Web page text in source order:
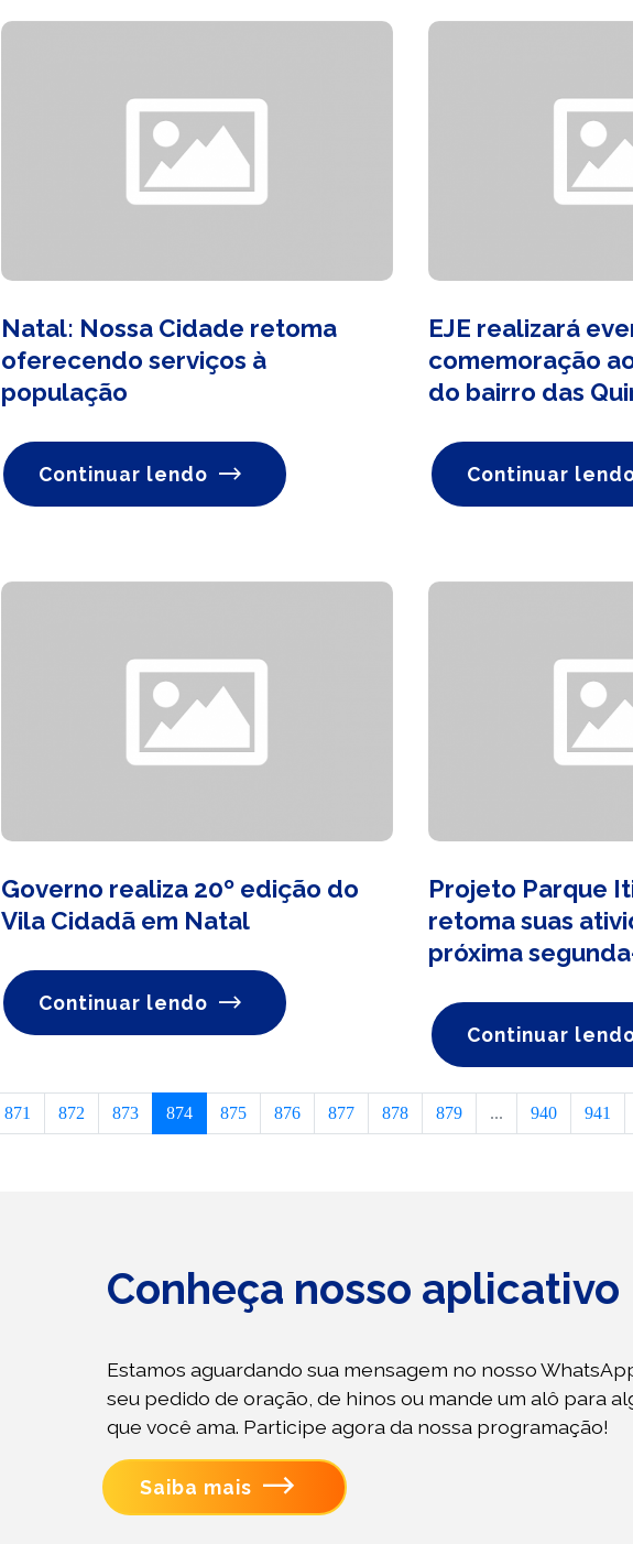
Natal: Nossa Cidade retoma
oferecendo serviços à
população
Continuar lendo
EJE realizará
comemoração
do bairro das
Continuar
Governo realiza 20º edição do
Vila Cidadã em Natal
Continuar lendo
Projeto Parque
retoma suas
próxima
Continuar
871 872 873 874 875 876 877 878 879 ... 940 941
Conheça nosso aplicativo
Estamos aguardando sua mensagem no nosso
seu pedido de oração, de hinos ou mande um alô para
que você ama. Participe agora da nossa programação!
Saiba mais